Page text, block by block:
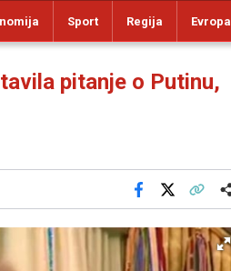
Sport Regija Evropa
pitanje o Putinu,
Facebook